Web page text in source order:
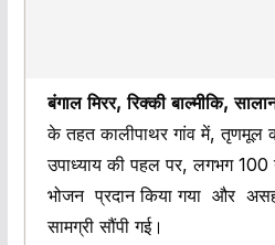
बंगाल मिरर, रिक्की बाल्मीकि,
के तहत कालीपाथर गांव में, तृणमूल
उपाध्याय की पहल पर, लगभग 100
भोजन प्रदान किया गया और
सामग्री सौंपी गई।